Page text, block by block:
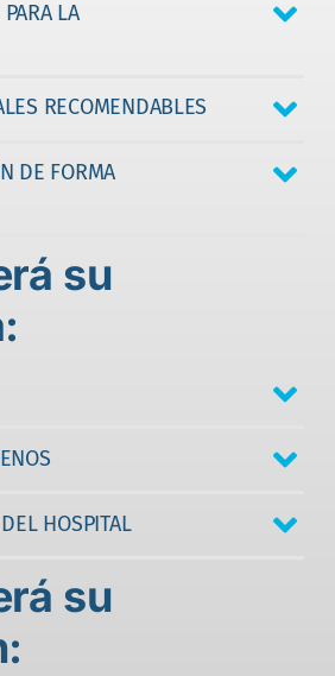
LA
RECOMENDABLES
DE FORMA
su
HOSPITAL
su